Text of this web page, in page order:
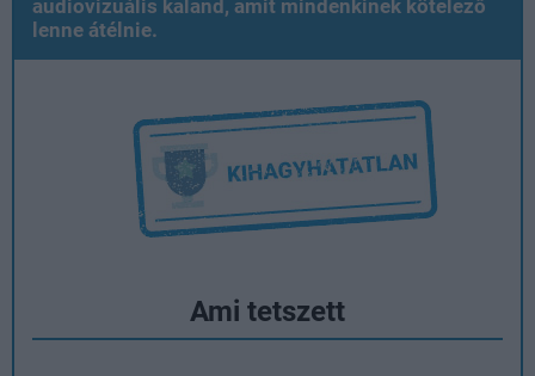
audiovizuális kaland, amit mindenkinek kötelező
lenne átélnie.
Ami tetszett